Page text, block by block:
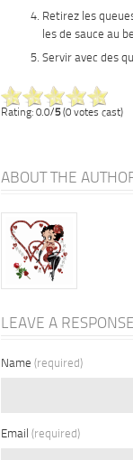
Retirez les
les de sauce au
Servir avec des
Rating: 0.0/5(0 votes cast)
ABOUT THE
LEAVE A RESPONSE
Name (required)
Email (required)